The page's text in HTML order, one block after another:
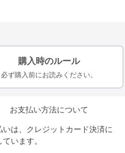
購入時のルール
必ず購入前にお読みください。
お支払い方法について
いは、クレジットカード決済に
います。